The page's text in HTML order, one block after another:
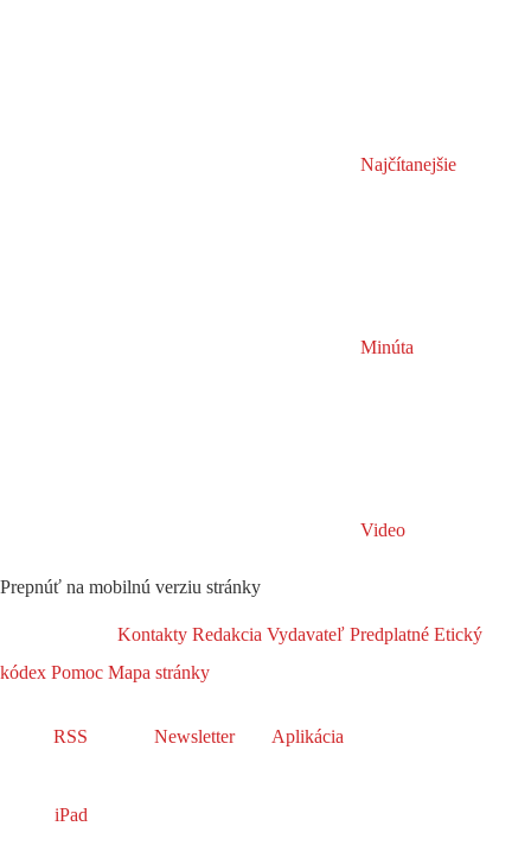
Najčítanejšie
Minúta
Video
Prepnúť na mobilnú verziu stránky
Kontakty Redakcia Vydavateľ Predplatné Etický
kódex Pomoc Mapa stránky
RSS Newsletter Aplikácia
iPad